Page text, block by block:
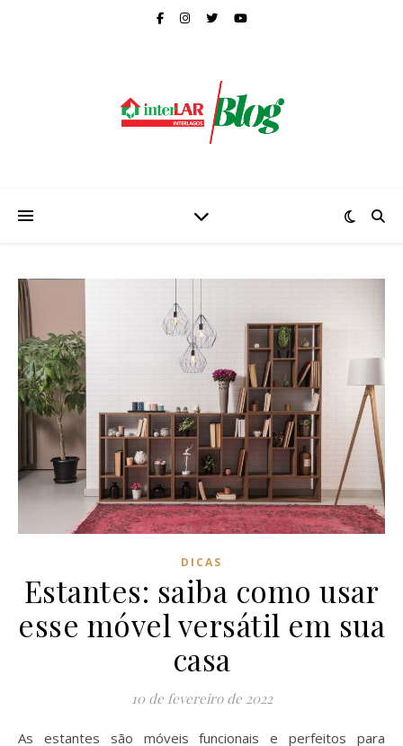
DICAS
Estantes: saiba como usar
esse móvel versátil em sua
casa
10 de fevereiro de 2022
As estantes são móveis funcionais e perfeitos para